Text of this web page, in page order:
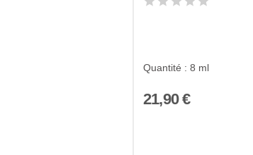
Quantité : 8 ml
21,90 €